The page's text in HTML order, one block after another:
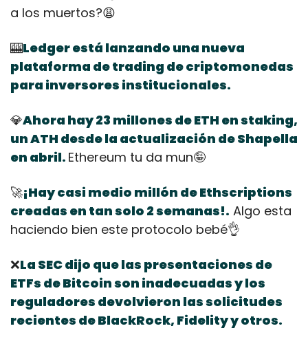
a los muertos?😩
🎰Ledger está lanzando una nueva
plataforma de trading de criptomonedas
para inversores institucionales.
💎Ahora hay 23 millones de ETH en staking,
un ATH desde la actualización de Shapella
en abril. Ethereum tu da mun🤪
🚀¡Hay casi medio millón de Ethscriptions
creadas en tan solo 2 semanas!. Algo esta
haciendo bien este protocolo bebé👌
❌La SEC dijo que las presentaciones de
ETFs de Bitcoin son inadecuadas y los
reguladores devolvieron las solicitudes
recientes de BlackRock, Fidelity y otros.